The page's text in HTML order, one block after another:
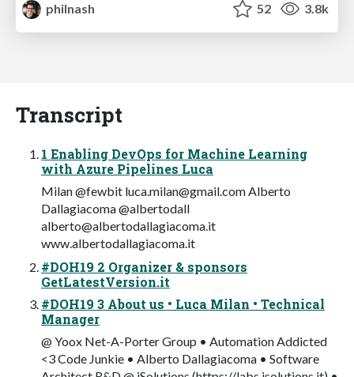
philnash
52 3.8k
Transcript
1 Enabling DevOps for Machine Learning
with Azure Pipelines Luca
Milan @fewbit luca.milan@gmail.comAlberto
Dallagiacoma @albertodall
alberto@albertodallagiacoma.it
www.albertodallagiacoma.it
#DOH19 2 Organizer & sponsors
GetLatestVersion.it
#DOH19 3 About us • Luca Milan • Technical
Manager
@ Yoox Net-A-Porter Group • Automation Addicted
<3 Code Junkie • Alberto Dallagiacoma • Software